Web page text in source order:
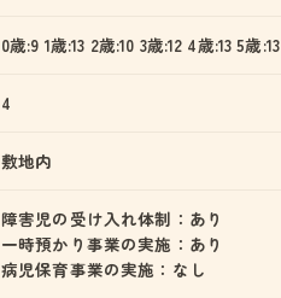
0歳:9 1歳:13 2歳:10 3歳:12 4歳:13 5歳:13
4
敷地内
障害児の受け入れ体制：あり
一時預かり事業の実施：あり
病児保育事業の実施：なし